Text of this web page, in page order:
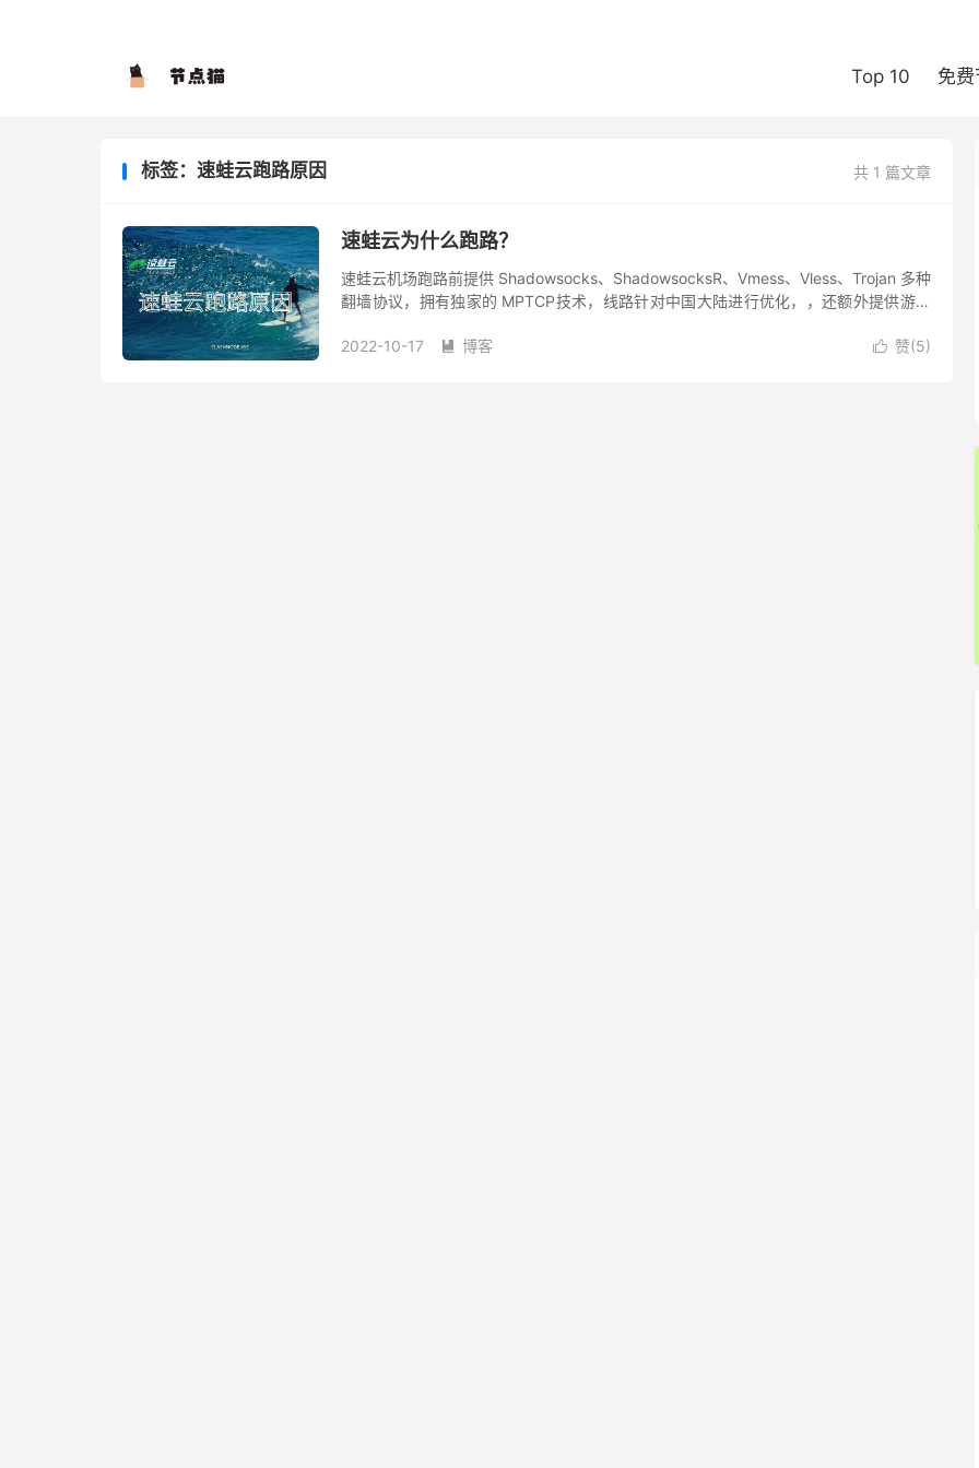
Top 10 免
共 1 篇文章
标签：速蛙云跑路原因
速蛙云为什么跑路？
速蛙云机场跑路前提供 Shadowsocks、ShadowsocksR、Vmess、Vless、Trojan 多种
翻墙协议，拥有独家的 MPTCP技术，线路针对中国大陆进行优化，，还额外提供游戏
 赞(5)
2022-10-17  博客